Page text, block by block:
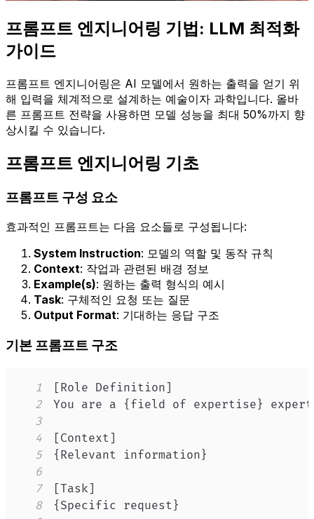
프롬프트 엔지니어링 기법: LLM 최적화
가이드
프롬프트 엔지니어링은 AI 모델에서 원하는 출력을 얻기 위
해 입력을 체계적으로 설계하는 예술이자 과학입니다. 올바
른 프롬프트 전략을 사용하면 모델 성능을 최대 50%까지 향
상시킬 수 있습니다.
프롬프트 엔지니어링 기초
프롬프트 구성 요소
효과적인 프롬프트는 다음 요소들로 구성됩니다:
System Instruction: 모델의 역할 및 동작 규칙
Context: 작업과 관련된 배경 정보
Example(s): 원하는 출력 형식의 예시
Task: 구체적인 요청 또는 질문
Output Format: 기대하는 응답 구조
기본 프롬프트 구조
1
2
3
4
5
6
7
8